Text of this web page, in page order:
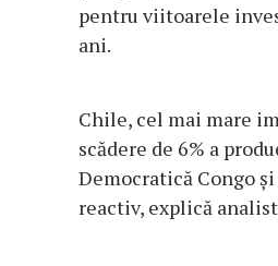
pentru viitoarele
ani.
Chile, cel mai mare
scădere de 6% a
Democratică Congo
reactiv, explică